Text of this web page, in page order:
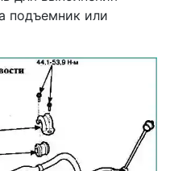
подъемник или